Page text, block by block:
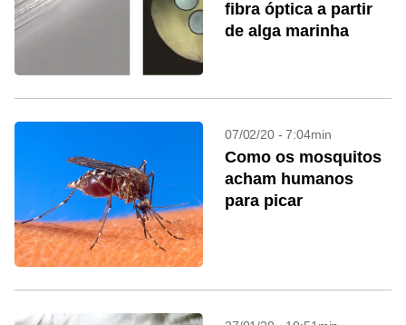
fibra óptica a partir
de alga marinha
07/02/20 - 7:04min
Como os mosquitos
acham humanos
para picar